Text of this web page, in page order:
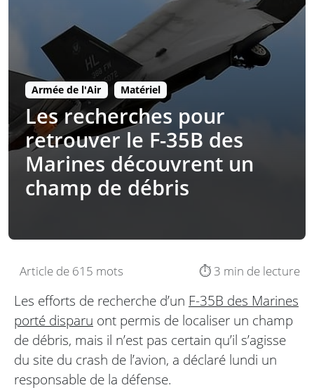
Armée de l'Air Matériel
Les recherches pour
retrouver le F-35B des
Marines découvrent un
champ de débris
Article de 615 mots ⏱️ 3 min de lecture
Les efforts de recherche d’un F-35B des Marines
porté disparu ont permis de localiser un champ
de débris, mais il n’est pas certain qu’il s’agisse
du site du crash de l’avion, a déclaré lundi un
responsable de la défense.